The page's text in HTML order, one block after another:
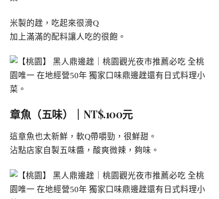
米製的趖，吃起來很滑Q
加上滿滿的配料讓人吃的很飽。
章魚（五味）｜NT$.100元
這章魚也太新鮮，軟Q帶嚼勁，很鮮甜。
沾點店家自製五味醬，酸爽微辣，夠味。